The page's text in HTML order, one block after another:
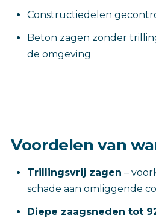
Constructiedelen
Beton zagen zonder
de omgeving
Voordelen van
Trillingsvrij zagen –
schade aan omliggende
Diepe zaagsneden tot